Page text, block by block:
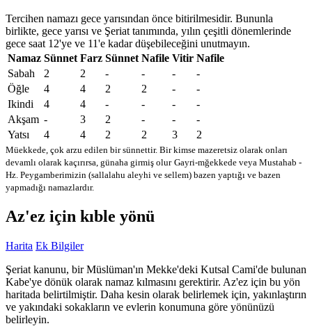
Tercihen namazı gece yarısından önce bitirilmesidir. Bununla
birlikte, gece yarısı ve Şeriat tanımında, yılın çeşitli dönemlerinde
gece saat 12'ye ve 11'e kadar düşebileceğini unutmayın.
Namaz Sünnet Farz Sünnet Nafile Vitir Nafile
Sabah
2 2 - - -
-
Öğle
4 4 2 2 -
-
Ikindi
4 4 - - -
-
Akşam - 3 2 - -
-
Yatsı
4 4 2 2 3 2
Müekkede, çok arzu edilen bir sünnettir. Bir kimse mazeretsiz olarak onları
devamlı olarak kaçırırsa, günaha girmiş olur Gayri-mğekkede veya Mustahab -
Hz. Peygamberimizin (sallalahu aleyhi ve sellem) bazen yaptığı ve bazen
yapmadığı namazlardır.
Az'ez için kıble yönü
Harita Ek Bilgiler
Şeriat kanunu, bir Müslüman'ın Mekke'deki Kutsal Cami'de bulunan
Kabe'ye dönük olarak namaz kılmasını gerektirir. Az'ez için bu yön
haritada belirtilmiştir. Daha kesin olarak belirlemek için, yakınlaştırın
ve yakındaki sokakların ve evlerin konumuna göre yönünüzü
belirleyin.